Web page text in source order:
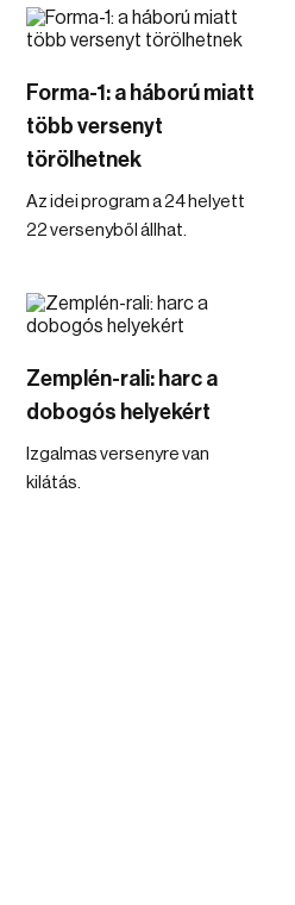
Forma-1: a háború miatt
több versenyt
törölhetnek
Az idei program a 24 helyett
22 versenyből állhat.
Zemplén-rali: harc a
dobogós helyekért
Izgalmas versenyre van
kilátás.